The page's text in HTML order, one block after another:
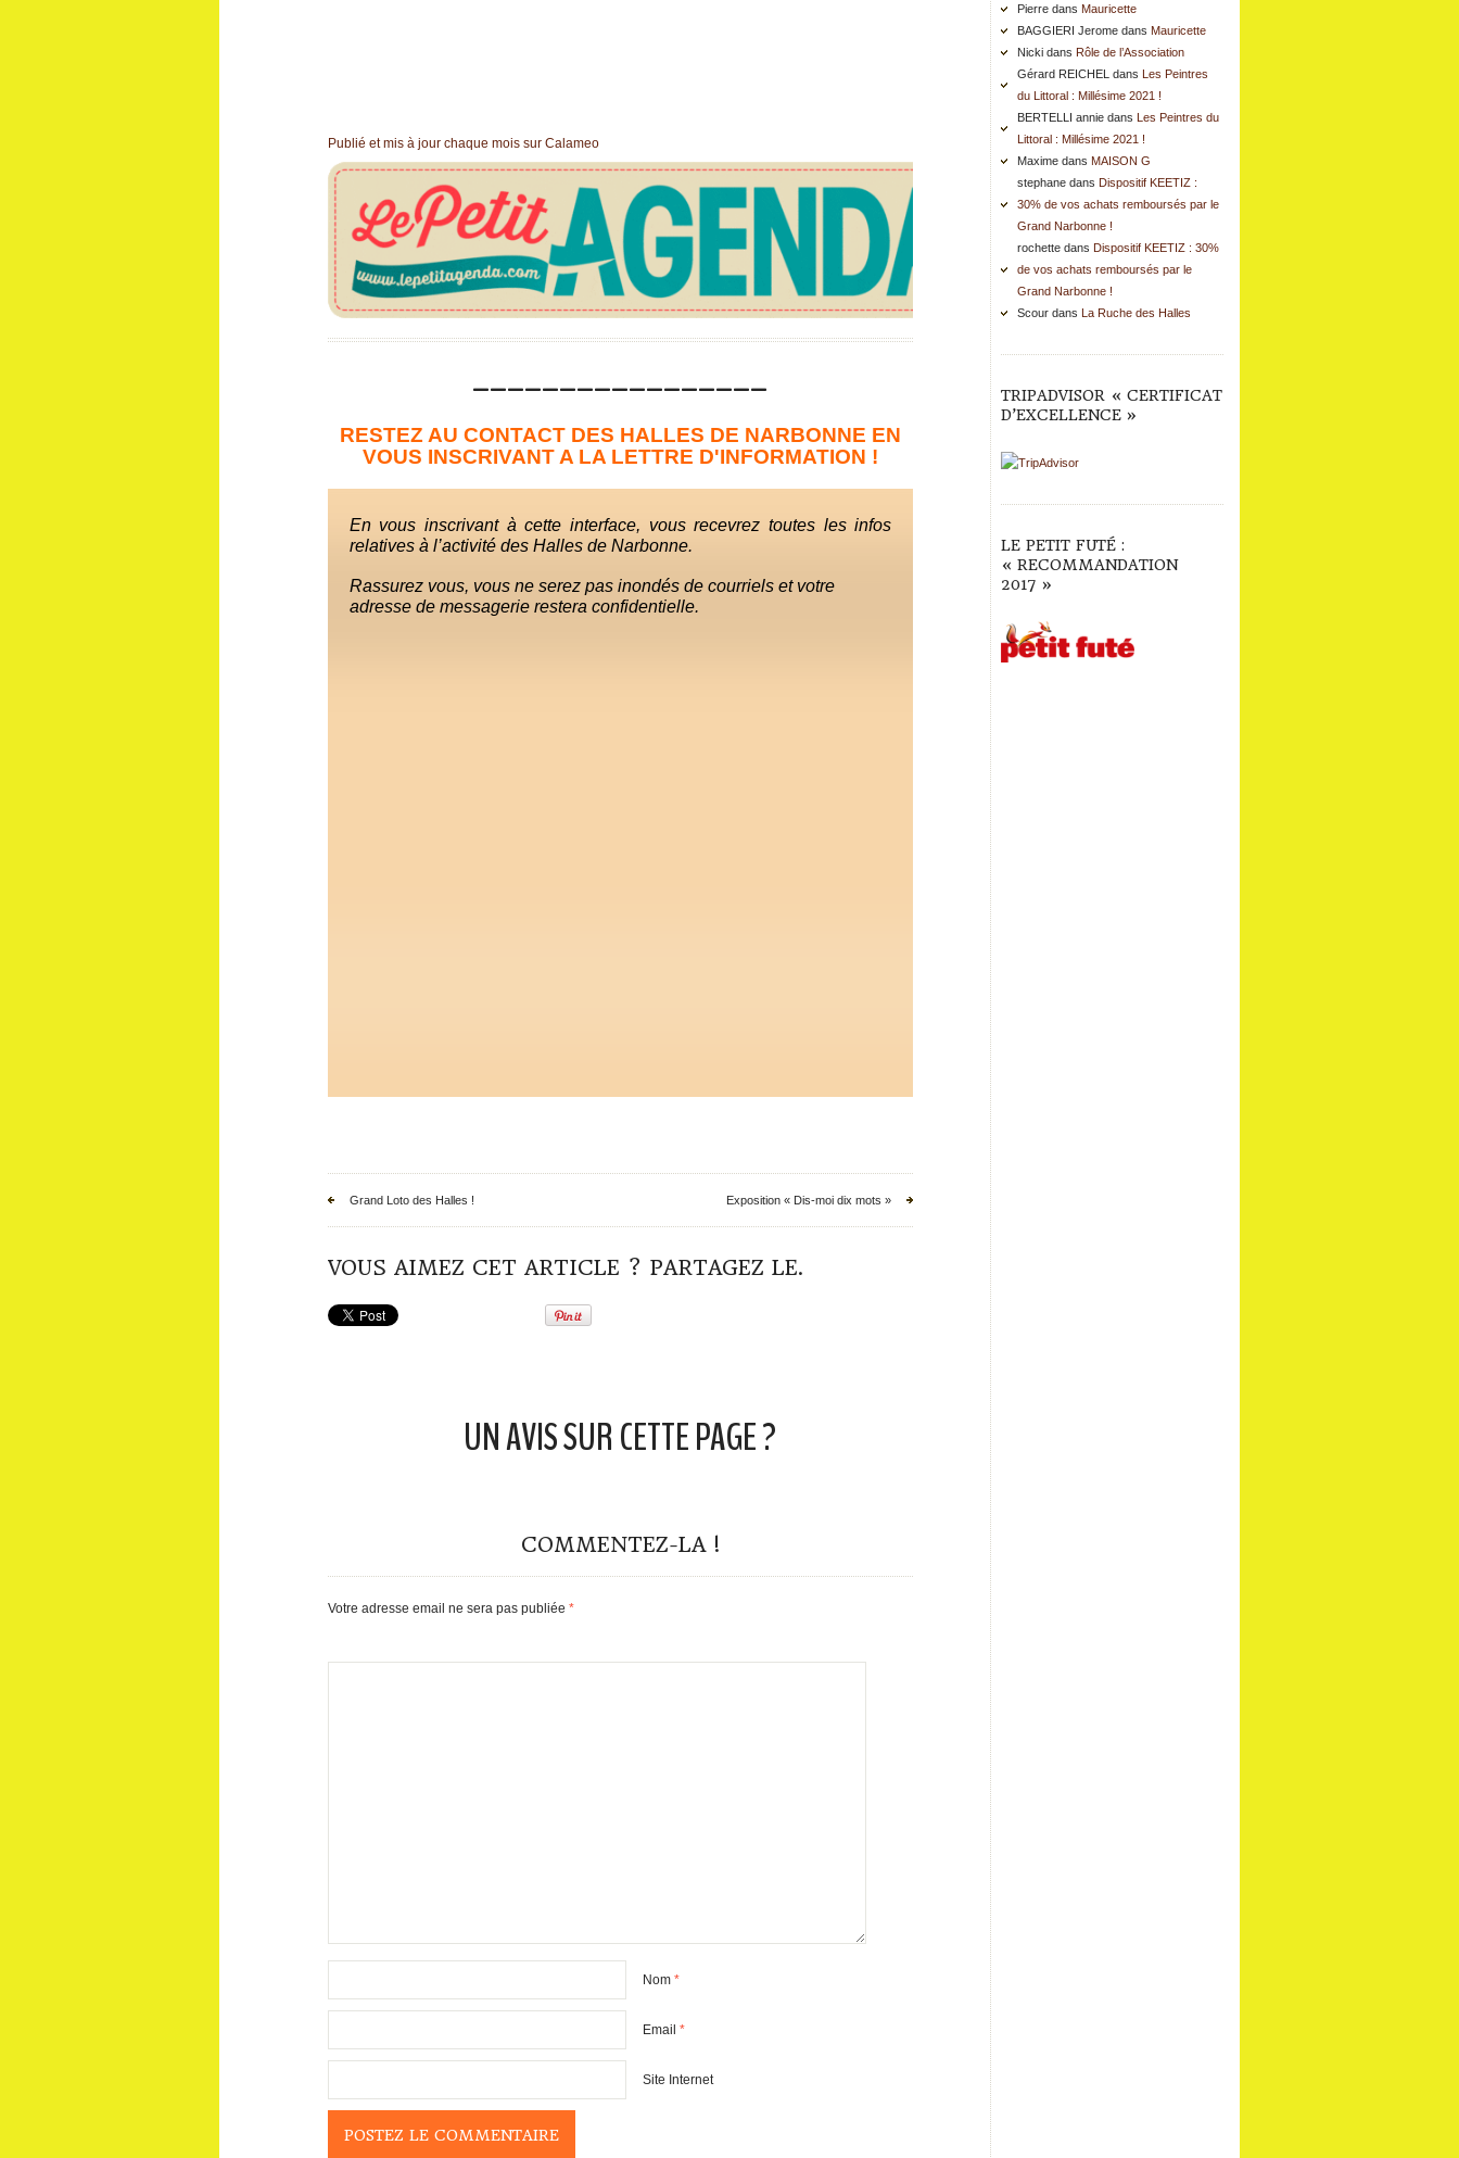
Publié et mis à jour chaque mois sur Calameo
_________________
RESTEZ AU CONTACT DES HALLES DE NARBONNE EN
VOUS INSCRIVANT A LA LETTRE D'INFORMATION !
En vous inscrivant à cette interface, vous recevrez toutes les infos
relatives à l’activité des Halles de Narbonne.
Rassurez vous, vous ne serez pas inondés de courriels et votre
adresse de messagerie restera confidentielle.
Exposition « Dis-moi dix mots »
Grand Loto des Halles !
VOUS AIMEZ CET ARTICLE ? PARTAGEZ LE.
UN AVIS SUR CETTE PAGE ?
COMMENTEZ-LA !
Votre adresse email ne sera pas publiée *
Nom *
Email *
Site Internet
Pierre dans Mauricette
BAGGIERI Jerome dans Mauricette
Nicki dans Rôle de l’Association
Gérard REICHEL dans Les Peintres
du Littoral : Millésime 2021 !
BERTELLI annie dans Les Peintres du
Littoral : Millésime 2021 !
Maxime dans MAISON G
stephane dans Dispositif KEETIZ :
30% de vos achats remboursés par le
Grand Narbonne !
rochette dans Dispositif KEETIZ : 30%
de vos achats remboursés par le
Grand Narbonne !
Scour dans La Ruche des Halles
TRIPADVISOR « CERTIFICAT
D’EXCELLENCE »
LE PETIT FUTÉ :
« RECOMMANDATION
2017 »